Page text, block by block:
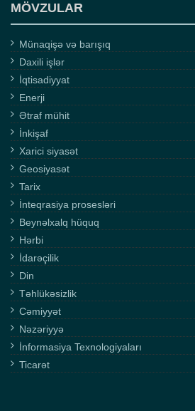
MÖVZULAR
Münaqişə və barışıq
Daxili işlər
İqtisadiyyat
Enerji
Ətraf mühit
İnkişaf
Xarici siyasət
Geosiyasət
Tarix
İnteqrasiya prosesləri
Beynəlxalq hüquq
Hərbi
İdarəçilik
Din
Təhlükəsizlik
Cəmiyyət
Nəzəriyyə
İnformasiya Texnologiyaları
Ticarət